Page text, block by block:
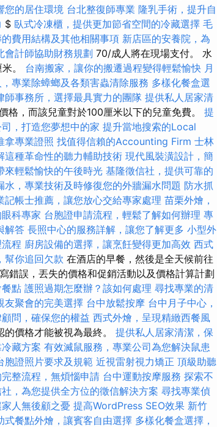
您的居住環境 台北整復師專業 隆乳手術，提升自
$ 臥式冷凍櫃，提供更加節省空間的冷藏選擇 毛
費用結構及其他相關事項 新店區的安養院，為
會計師協助財務規劃 70/成人將在現場支付。 水
。 台南搬家，讓你的搬遷過程變得輕鬆愉快 月
專業除蟑螂及各類害蟲清除服務 多樣化餐盒選
師事務所，選擇最具實力的團隊 提供私人居家清
格，而該兒童對於100厘米以下的兒童免費。 提
，打造您夢想中的家 提升當地搜索的Local
拿專業證照 找值得信賴的Accounting Firm 士林
這種革命性的聽力輔助技術 現代風裝潢設計，簡
來輕鬆愉快的午後時光 基隆徵信社，提供可靠的
水，專業技術及時修復您的外牆漏水問題 防水抓
記帳士推薦，讓您放心交給專家處理 苗栗外燴，
科專家 台胞證申請流程，輕鬆了解如何辦理 專
解答 長照中心的服務詳解，讓您了解更多 小型外
程 廚房設備的選擇，讓烹飪變得更加高效 西式
幫你追回欠款 在酒店的早餐，然後是全天候前往
錯誤，丟失的價格和促銷活動以及價格計算計劃
點 護照過期怎麼辦？該如何處理 尋找專業的清
友聚會的完美選擇 台中放鬆按摩 台中月子中心，
問，確保您的權益 西式外燴，呈現精緻西餐風
的價格才能被視為最終。 提供私人居家清潔，保
藏方案 有效滅鼠服務，專業公司為您解決鼠患
胞證照片要求及規範 近視雷射視力矯正 頂級助聽
整流程，無煩惱申請 台中運動按摩服務 探索不
，為您提供全方位的徵信解決方案 尋找專業偵
人無後顧之憂 提高WordPress SEO效果 新竹
式餐點外燴，讓賓客自由選擇 多樣化餐盒選擇，